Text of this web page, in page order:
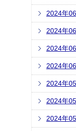
2024年
2024年
2024年
2024年
2024年
2024年
2024年